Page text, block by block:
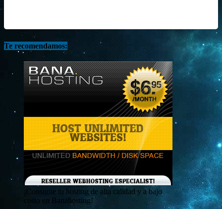
Te recomendamos:
¡Consigue tu hosting de alta calidad y a bajo
costo en Banahosting!